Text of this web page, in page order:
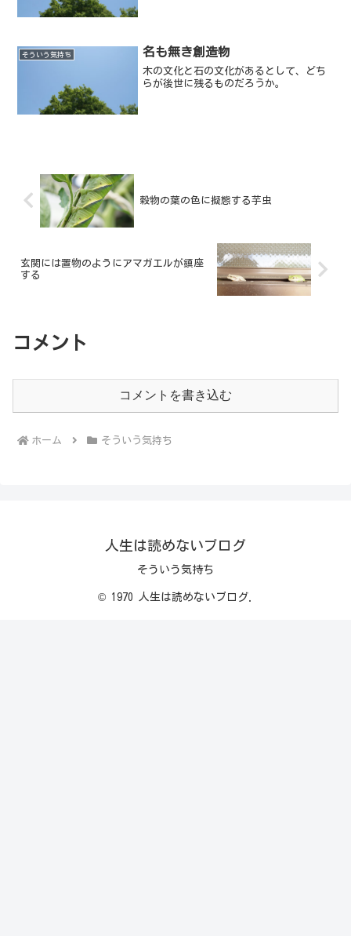
そういう気持ち 名も無き創造物
木の文化と石の文化があるとして、どち
らが後世に残るものだろうか。
穀物の葉の色に擬態する芋虫
玄関には置物のようにアマガエルが鎮座
する
コメント
コメントを書き込む
ホーム そういう気持ち
人生は読めないブログ
そういう気持ち
© 1970 人生は読めないブログ.